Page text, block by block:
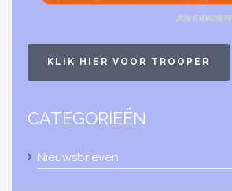
KLIK HIER VOOR TROOPER
CATEGORIEËN
Nieuwsbrieven